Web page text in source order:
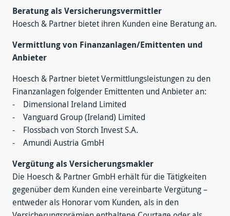
Beratung als Versicherungsvermittler
Hoesch & Partner bietet ihren Kunden eine Beratung an.
Vermittlung von Finanzanlagen/Emittenten und
Anbieter
Hoesch & Partner bietet Vermittlungsleistungen zu den
Finanzanlagen folgender Emittenten und Anbieter an:
- Dimensional Ireland Limited
- Vanguard Group (Ireland) Limited
- Flossbach von Storch Invest S.A.
- Amundi Austria GmbH
Vergütung als Versicherungsmakler
Die Hoesch & Partner GmbH erhält für die Tätigkeiten
gegenüber dem Kunden eine vereinbarte Vergütung –
entweder als Honorar vom Kunden, als in den